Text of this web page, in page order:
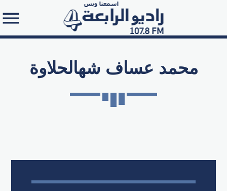
محمد عساف شهالحلاوة